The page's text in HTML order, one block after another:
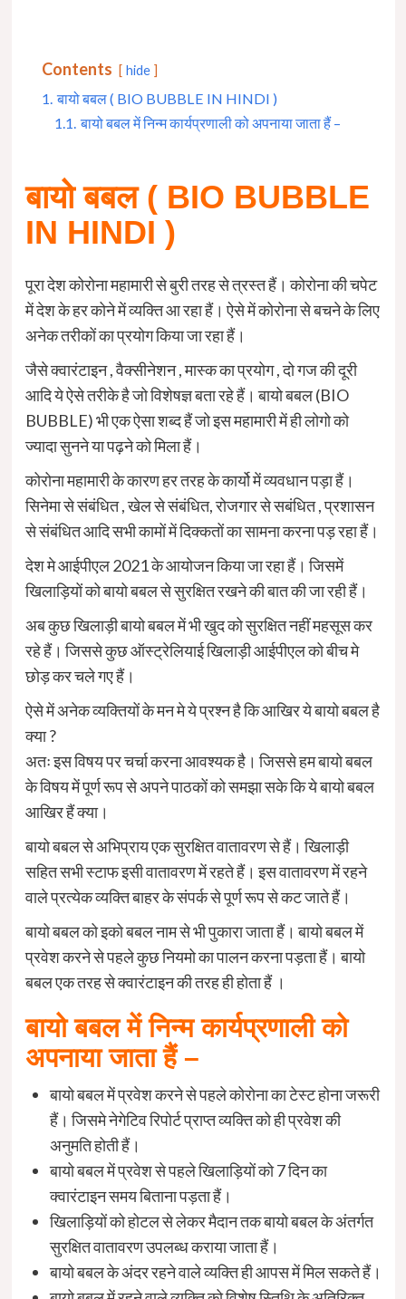
Contents hide
1. बायो बबल ( BIO BUBBLE IN HINDI )
1.1. बायो बबल में निन्म कार्यप्रणाली को अपनाया जाता हैं –
बायो बबल ( BIO BUBBLE
IN HINDI )
पूरा देश कोरोना महामारी से बुरी तरह से त्रस्त हैं। कोरोना की चपेट
में देश के हर कोने में व्यक्ति आ रहा हैं। ऐसे में कोरोना से बचने के लिए
अनेक तरीकों का प्रयोग किया जा रहा हैं।
जैसे क्वारंटाइन , वैक्सीनेशन , मास्क का प्रयोग , दो गज की दूरी
आदि ये ऐसे तरीके है जो विशेषज्ञ बता रहे हैं। बायो बबल (BIO
BUBBLE) भी एक ऐसा शब्द हैं जो इस महामारी में ही लोगो को
ज्यादा सुनने या पढ़ने को मिला हैं।
कोरोना महामारी के कारण हर तरह के कार्यो में व्यवधान पड़ा हैं।
सिनेमा से संबंधित , खेल से संबंधित, रोजगार से सबंधित , प्रशासन
से संबंधित आदि सभी कामों में दिक्कतों का सामना करना पड़ रहा हैं।
देश मे आईपीएल 2021 के आयोजन किया जा रहा हैं। जिसमें
खिलाड़ियों को बायो बबल से सुरक्षित रखने की बात की जा रही हैं।
अब कुछ खिलाड़ी बायो बबल में भी खुद को सुरक्षित नहीं महसूस कर
रहे हैं। जिससे कुछ ऑस्ट्रेलियाई खिलाड़ी आईपीएल को बीच मे
छोड़ कर चले गए हैं।
ऐसे में अनेक व्यक्तियों के मन मे ये प्रश्न है कि आखिर ये बायो बबल है
क्या ?
अतः इस विषय पर चर्चा करना आवश्यक है। जिससे हम बायो बबल
के विषय में पूर्ण रूप से अपने पाठकों को समझा सके कि ये बायो बबल
आखिर हैं क्या।
बायो बबल से अभिप्राय एक सुरक्षित वातावरण से हैं। खिलाड़ी
सहित सभी स्टाफ इसी वातावरण में रहते हैं। इस वातावरण में रहने
वाले प्रत्येक व्यक्ति बाहर के संपर्क से पूर्ण रूप से कट जाते हैं।
बायो बबल को इको बबल नाम से भी पुकारा जाता हैं। बायो बबल में
प्रवेश करने से पहले कुछ नियमो का पालन करना पड़ता हैं। बायो
बबल एक तरह से क्वारंटाइन की तरह ही होता हैं ।
बायो बबल में निन्म कार्यप्रणाली को
अपनाया जाता हैं –
बायो बबल में प्रवेश करने से पहले कोरोना का टेस्ट होना जरूरी
हैं। जिसमे नेगेटिव रिपोर्ट प्राप्त व्यक्ति को ही प्रवेश की
अनुमति होती हैं।
बायो बबल में प्रवेश से पहले खिलाड़ियों को 7 दिन का
क्वारंटाइन समय बिताना पड़ता हैं।
खिलाड़ियों को होटल से लेकर मैदान तक बायो बबल के अंतर्गत
सुरक्षित वातावरण उपलब्ध कराया जाता हैं।
बायो बबल के अंदर रहने वाले व्यक्ति ही आपस में मिल सकते हैं।